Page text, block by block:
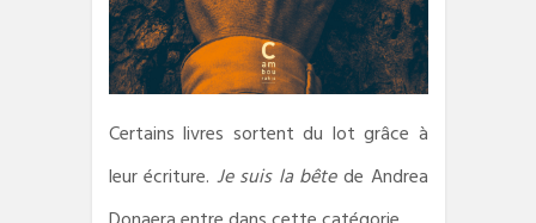
Certains livres sortent du lot grâce à
leur écriture. Je suis la bêtede Andrea